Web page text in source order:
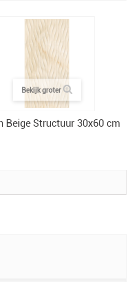
Bekijk groter
Beige Structuur 30x60 cm